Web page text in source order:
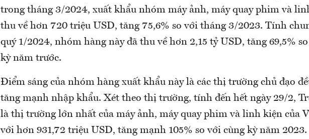
trong tháng 3/2024, xuất khẩu nhóm máy ảnh, máy quay phim và
thu về hơn 720 triệu USD, tăng 75,6% so với tháng 3/2023. Tính
quý 1/2024, nhóm hàng này đã thu về hơn 2,15 tỷ USD, tăng 69,5%
kỳ năm trước.
Điểm sáng của nhóm hàng xuất khẩu này là các thị trường chủ đạo
tăng mạnh nhập khẩu. Xét theo thị trường, tính đến hết ngày 29/2,
là thị trường lớn nhất của máy ảnh, máy quay phim và linh kiện của
với hơn 931,72 triệu USD, tăng mạnh 105% so với cùng kỳ năm